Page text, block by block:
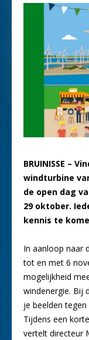
BRUINISSE –
windturbine
de open dag
29 oktober.
kennis te
In aanloop naar
tot en met 6
mogelijkheid
windenergie. Bij
je beelden
Tijdens een
vertelt directeur